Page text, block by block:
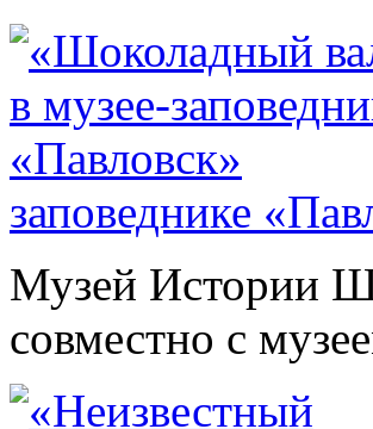
заповеднике
Музей Истории
совместно с